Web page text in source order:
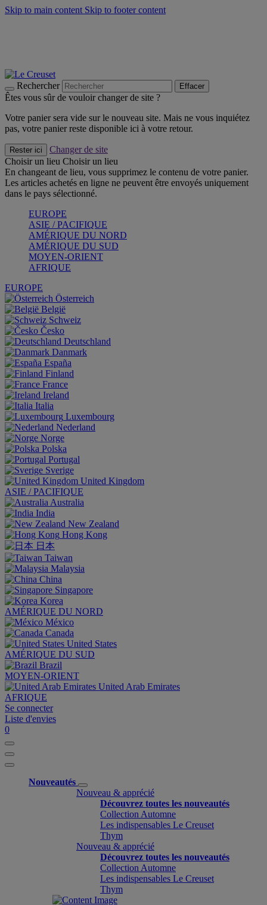
Skip to main content Skip to footer content
Rechercher Effacer
Êtes vous sûr de vouloir changer de site ?
Votre panier sera vide sur le nouveau site. Mais ne vous inquiétez
pas, votre panier reste disponible ici à votre retour.
Rester ici
Changer de site
Choisir un lieu Choisir un lieu
En changeant de lieu, vous supprimez le contenu de votre panier.
Les articles achetés en ligne ne peuvent être envoyés uniquement
dans le pays sélectionné.
EUROPE
ASIE / PACIFIQUE
AMÉRIQUE DU NORD
AMÉRIQUE DU SUD
MOYEN-ORIENT
AFRIQUE
EUROPE
Österreich
België
Schweiz
Česko
Deutschland
Danmark
España
Finland
France
Ireland
Italia
Luxembourg
Nederland
Norge
Polska
Portugal
Sverige
United Kingdom
ASIE / PACIFIQUE
Australia
India
New Zealand
Hong Kong
日本
Taiwan
Malaysia
China
Singapore
Korea
AMÉRIQUE DU NORD
México
Canada
United States
AMÉRIQUE DU SUD
Brazil
MOYEN-ORIENT
United Arab Emirates
AFRIQUE
Se connecter
Liste d'envies
0
Nouveautés
Nouveau & apprécié
Découvrez toutes les nouveautés
Collection Automne
Les indispensables Le Creuset
Thym
Nouveau & apprécié
Découvrez toutes les nouveautés
Collection Automne
Les indispensables Le Creuset
Thym